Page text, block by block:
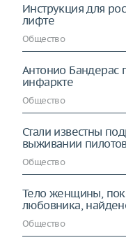
Инструкция для
лифте
Общество
Антонио Бандерас
инфаркте
Общество
Стали известны
выживании
Общество
Тело женщины,
любовника,
Общество